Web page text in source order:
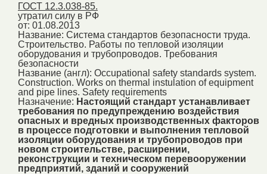
ГОСТ 12.3.038-85.
утратил силу в РФ
от: 01.08.2013
Название: Система стандартов безопасности труда.
Строительство. Работы по тепловой изоляции
оборудования и трубопроводов. Требования
безопасности
Название (англ): Occupational safety standards system.
Construction. Works on thermal instulation of equipment
and pipe lines. Safety requirements
Назначение: Настоящий стандарт устанавливает
требования по предупреждению воздействия
опасных и вредных производственных факторов
в процессе подготовки и выполнения тепловой
изоляции оборудования и трубопроводов при
новом строительстве, расширении,
реконструкции и техническом перевооружении
предприятий, зданий и сооружений